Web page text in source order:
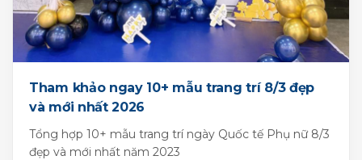
Tham khảo ngay 10+ mẫu trang trí 8/3 đẹp
và mới nhất 2026
Tổng hợp 10+ mẫu trang trí ngày Quốc tế Phụ nữ 8/3
đẹp và mới nhất năm 2023